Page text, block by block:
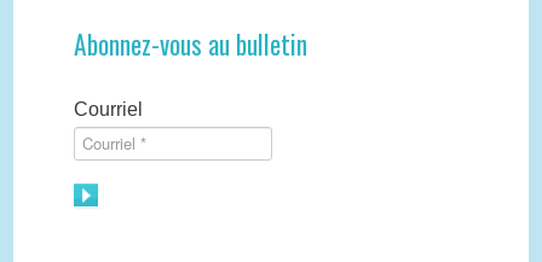
Abonnez-vous au bulletin
Courriel